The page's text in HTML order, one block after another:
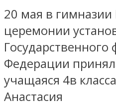
20 мая в
церемонии
Государственного
Федерации
учащаяся 4в
Анастасия